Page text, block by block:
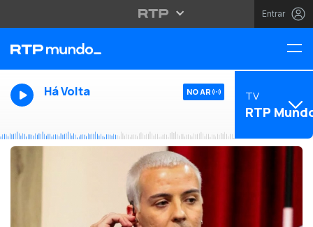
Entrar
Há Volta NO AR TV
RTP